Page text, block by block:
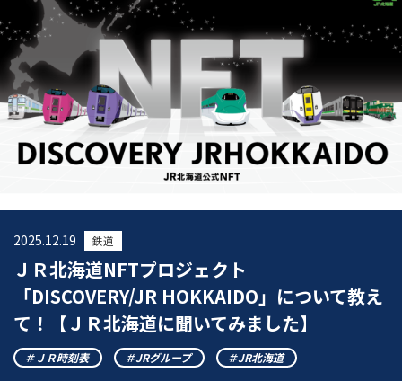
トレたびのススメ
お問い合わせ Global
2025.12.19 鉄道
ＪＲ北海道NFTプロジェクト
「DISCOVERY/JR HOKKAIDO」について教え
て！【ＪＲ北海道に聞いてみました】
ＪＲ時刻表 JRグループ JR北海道